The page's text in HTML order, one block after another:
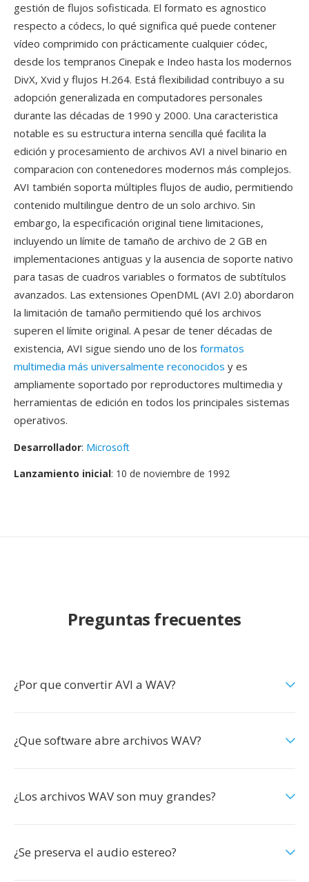
gestión de flujos sofisticada. El formato es agnostico
respecto a códecs, lo qué significa qué puede contener
vídeo comprimido con prácticamente cualquier códec,
desde los tempranos Cinepak e Indeo hasta los modernos
DivX, Xvid y flujos H.264. Está flexibilidad contribuyo a su
adopción generalizada en computadores personales
durante las décadas de 1990 y 2000. Una caracteristica
notable es su estructura interna sencilla qué facilita la
edición y procesamiento de archivos AVI a nivel binario en
comparacion con contenedores modernos más complejos.
AVI también soporta múltiples flujos de audio, permitiendo
contenido multilingue dentro de un solo archivo. Sin
embargo, la especificación original tiene limitaciones,
incluyendo un límite de tamaño de archivo de 2 GB en
implementaciones antiguas y la ausencia de soporte nativo
para tasas de cuadros variables o formatos de subtítulos
avanzados. Las extensiones OpenDML (AVI 2.0) abordaron
la limitación de tamaño permitiendo qué los archivos
superen el límite original. A pesar de tener décadas de
existencia, AVI sigue siendo uno de los formatos
multimedia más universalmente reconocidos y es
ampliamente soportado por reproductores multimedia y
herramientas de edición en todos los principales sistemas
operativos.
Desarrollador: Microsoft
Lanzamiento inicial: 10 de noviembre de 1992
Preguntas frecuentes
¿Por que convertir AVI a WAV?
¿Que software abre archivos WAV?
¿Los archivos WAV son muy grandes?
¿Se preserva el audio estereo?